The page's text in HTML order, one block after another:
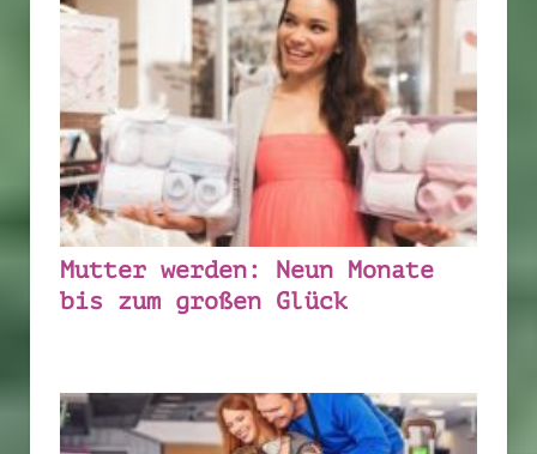
Mutter werden: Neun Monate
bis zum großen Glück